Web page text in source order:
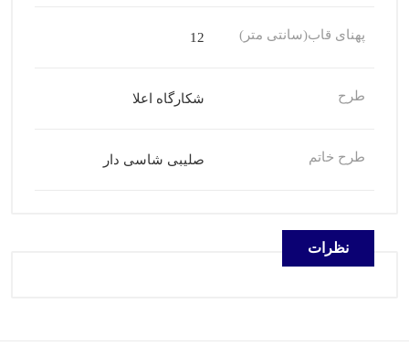
پهنای قاب(سانتی متر) 12
طرح شکارگاه اعلا
طرح خاتم صلیبی شاسی دار
نظرات